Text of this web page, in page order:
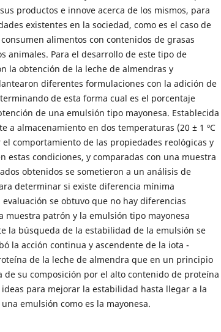
productos e innove acerca de los mismos, para
existentes en la sociedad, como es el caso de
alimentos con contenidos de grasas
animales. Para el desarrollo de este tipo de
la obtención de la leche de almendras y
diferentes formulaciones con la adición de
de esta forma cual es el porcentaje
de una emulsión tipo mayonesa. Establecida
a almacenamiento en dos temperaturas (20 ± 1 ºC
el comportamiento de las propiedades reológicas y
estas condiciones, y comparadas con una muestra
obtenidos se sometieron a un análisis de
determinar si existe diferencia mínima
se obtuvo que no hay diferencias
muestra patrón y la emulsión tipo mayonesa
la búsqueda de la estabilidad de la emulsión se
la acción continua y ascendente de la iota -
de la leche de almendra que en un principio
de su composición por el alto contenido de proteína
para mejorar la estabilidad hasta llegar a la
emulsión como es la mayonesa.